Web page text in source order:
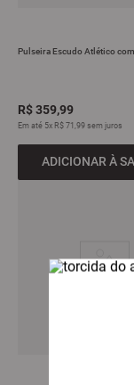
Pulseira Escudo Atlético
R$359,99
Em até 5x R$ 71 99 sem juros
ADICIONAR À